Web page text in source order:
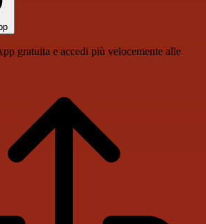
gratuita e accedi più velocemente alle